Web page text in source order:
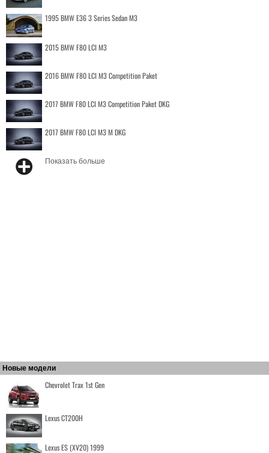
1995 BMW E36 3 Series Sedan M3
2015 BMW F80 LCI M3
2016 BMW F80 LCI M3 Competition Paket
2017 BMW F80 LCI M3 Competition Paket DKG
2017 BMW F80 LCI M3 M DKG
Показать больше
Новые модели
Chevrolet Trax 1st Gen
Lexus CT200H
Lexus ES (XV20) 1999